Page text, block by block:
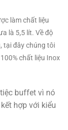
làm chất liệu
là 5,5 lít. Về độ
tại đây chúng tôi
chất liệu Inox
buffet vì nó
hợp với kiểu